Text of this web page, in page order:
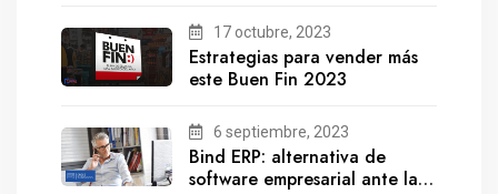
17 octubre, 2023
Estrategias para vender más
este Buen Fin 2023
6 septiembre, 2023
Bind ERP: alternativa de
software empresarial ante la